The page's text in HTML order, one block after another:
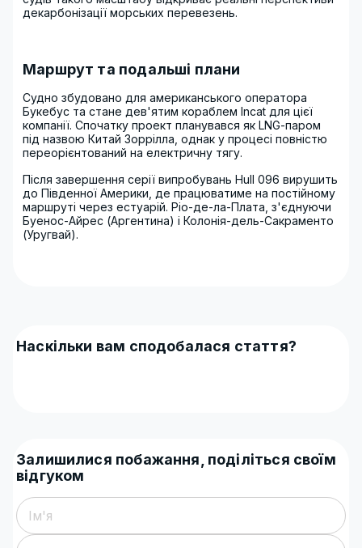
декарбонізації морських перевезень.
Маршрут та подальші плани
Судно збудовано для американського оператора
Букебус та стане дев'ятим кораблем Incat для цієї
компанії. Спочатку проект планувався як LNG-паром
під назвою Китай Зоррілла, однак у процесі повністю
переорієнтований на електричну тягу.
Після завершення серії випробувань Hull 096 вирушить
до Південної Америки, де працюватиме на постійному
маршруті через естуарій. Ріо-де-ла-Плата, з'єднуючи
Буенос-Айрес (Аргентина) і Колонія-дель-Сакраменто
(Уругвай).
Наскільки вам сподобалася стаття?
Залишилися побажання, поділіться своїм
відгуком